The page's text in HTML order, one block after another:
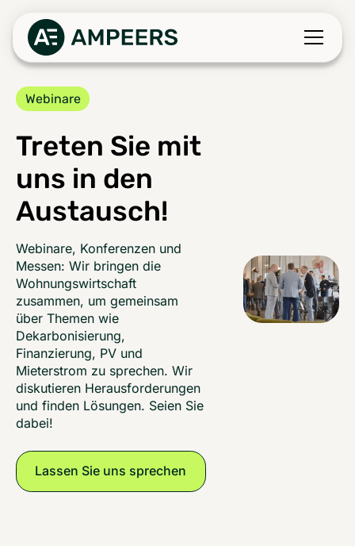
Webinare
Treten Sie mit
uns in den
Austausch!
Webinare, Konferenzen und
Messen: Wir bringen die
Wohnungswirtschaft
zusammen, um gemeinsam
über Themen wie
Dekarbonisierung,
Finanzierung, PV und
Mieterstrom zu sprechen. Wir
diskutieren Herausforderungen
und finden Lösungen. Seien Sie
dabei!
Lassen Sie uns sprechen